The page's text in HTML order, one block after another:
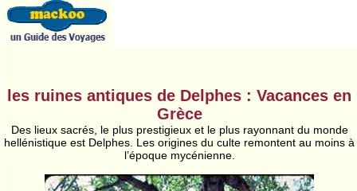
les ruines antiques de Delphes : Vacances en
Grèce
Des lieux sacrés, le plus prestigieux et le plus rayonnant du monde
hellénistique est Delphes. Les origines du culte remontent au moins à
l’époque mycénienne.